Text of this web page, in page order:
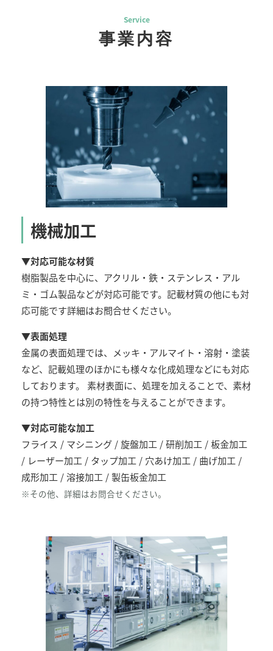
Service
事業内容
機械加工
▼対応可能な材質
樹脂製品を中心に、アクリル・鉄・ステンレス・アル
ミ・ゴム製品などが対応可能です。記載材質の他にも対
応可能です詳細はお問合せください。
▼表面処理
金属の表面処理では、メッキ・アルマイト・溶射・塗装
など、記載処理のほかにも様々な化成処理などにも対応
しております。 素材表面に、処理を加えることで、素材
の持つ特性とは別の特性を与えることができます。
▼対応可能な加工
フライス / マシニング / 旋盤加工 / 研削加工 / 板金加工
/ レーザー加工 / タップ加工 / 穴あけ加工 / 曲げ加工 /
成形加工 / 溶接加工 / 製缶板金加工
※その他、詳細はお問合せください。